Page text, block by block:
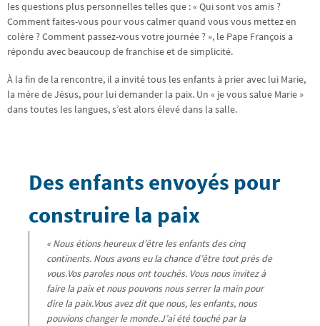
les questions plus personnelles telles que : « Qui sont vos amis ?
Comment faites-vous pour vous calmer quand vous vous mettez en
colère ? Comment passez-vous votre journée ? », le Pape François a
répondu avec beaucoup de franchise et de simplicité.
À la fin de la rencontre, il a invité tous les enfants à prier avec lui Marie,
la mère de Jésus, pour lui demander la paix. Un « je vous salue Marie »
dans toutes les langues, s’est alors élevé dans la salle.
Des enfants envoyés pour
construire la paix
« Nous étions heureux d’être les enfants des cinq
continents. Nous avons eu la chance d’être tout près de
vous.Vos paroles nous ont touchés. Vous nous invitez à
faire la paix et nous pouvons nous serrer la main pour
dire la paix.Vous avez dit que nous, les enfants, nous
pouvions changer le monde.J’ai été touché par la